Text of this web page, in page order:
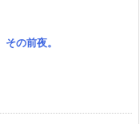
の前夜。